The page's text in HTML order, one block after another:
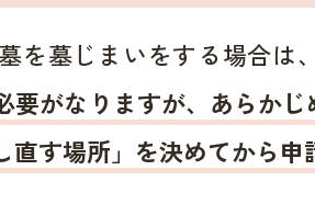
を墓じまいをする場合は、
要がなりますが、あらか
直す場所」を決めてから申